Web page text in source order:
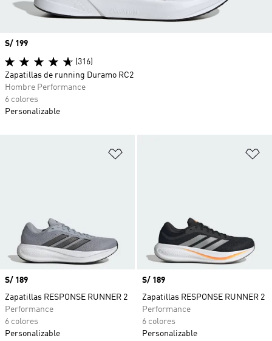
Precio
S/ 189
Zapatillas RESPONSE RUNNER 2
Performance
6 colores
Personalizable
Precio
S/ 189
Zapatillas RESPONSE RUNNER 2
Performance
6 colores
Personalizable
Precio
S/ 199
(316)
Zapatillas de running Duramo RC2
Hombre Performance
6 colores
Personalizable